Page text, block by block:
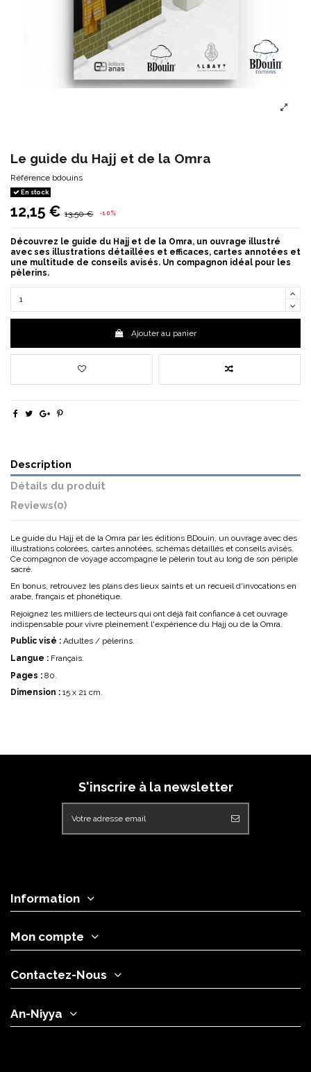
Le guide du Hajj et de la Omra
Référence bdouins
En stock
12,15 € 13,50 € -10%
Découvrez le guide du Hajj et de la Omra, un ouvrage illustré
avec ses illustrations détaillées et efficaces, cartes annotées et
une multitude de conseils avisés. Un compagnon idéal pour les
pèlerins.
Ajouter au panier
Description
Détails du produit
Reviews(0)
Le guide du Hajj et de la Omra par les éditions BDouin, un ouvrage avec des
illustrations colorées, cartes annotées, schémas détaillés et conseils avisés.
Ce compagnon de voyage accompagne le pèlerin tout au long de son périple
sacré.
En bonus, retrouvez les plans des lieux saints et un recueil d'invocations en
arabe, français et phonétique.
Rejoignez les milliers de lecteurs qui ont déjà fait confiance à cet ouvrage
indispensable pour vivre pleinement l'expérience du Hajj ou de la Omra.
Public visé : Adultes / pèlerins.
Langue : Français.
Pages : 80.
Dimension : 15 x 21 cm.
S'inscrire à la newsletter
Information
Mon compte
Contactez-Nous
An-Niyya